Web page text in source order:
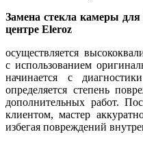
Замена стекла камеры
центре Eleroz
осуществляется
с использованием
начинается с
определяется степень
дополнительных работ.
клиентом, мастер
избегая повреждений